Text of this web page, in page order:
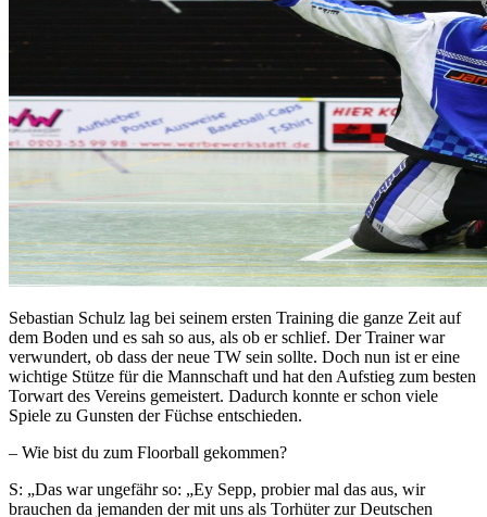
Sebastian Schulz lag bei seinem ersten Training die ganze Zeit auf
dem Boden und es sah so aus, als ob er schlief. Der Trainer war
verwundert, ob dass der neue TW sein sollte. Doch nun ist er eine
wichtige Stütze für die Mannschaft und hat den Aufstieg zum besten
Torwart des Vereins gemeistert. Dadurch konnte er schon viele
Spiele zu Gunsten der Füchse entschieden.
– Wie bist du zum Floorball gekommen?
S: „Das war ungefähr so: „Ey Sepp, probier mal das aus, wir
brauchen da jemanden der mit uns als Torhüter zur Deutschen